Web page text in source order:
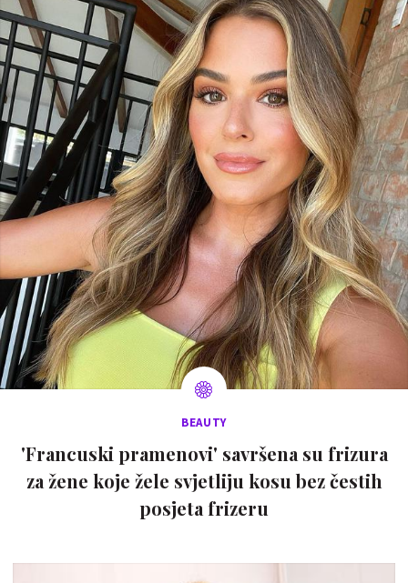
BEAUTY
'Francuski pramenovi' savršena su frizura
za žene koje žele svjetliju kosu bez čestih
posjeta frizeru